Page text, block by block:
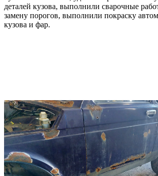
деталей кузова, выполнили сварочные
замену порогов, выполнили покраску
кузова и фар.